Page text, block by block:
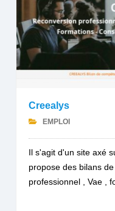
Creealys
EMPLOI
Il s'agit d'un site axé
propose des bilans
professionnel , Vae ,